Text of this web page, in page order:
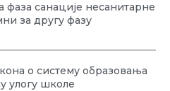
санације несанитарне
за другу фазу
о систему образовања
улогу школе